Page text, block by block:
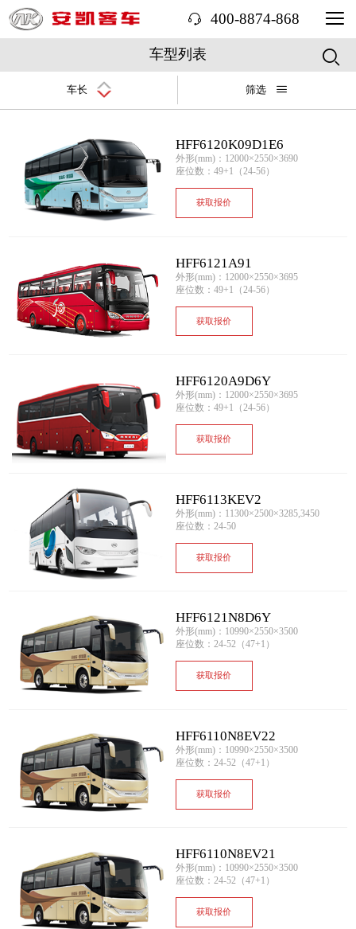
400-8874-868
车型列表
车长 筛选
HFF6120K09D1E6
外形(mm)：12000×2550×3690
座位数：49+1（24-56）
获取报价
HFF6121A91
外形(mm)：12000×2550×3695
座位数：49+1（24-56）
获取报价
HFF6120A9D6Y
外形(mm)：12000×2550×3695
座位数：49+1（24-56）
获取报价
HFF6113KEV2
外形(mm)：11300×2500×3285,3450
座位数：24-50
获取报价
HFF6121N8D6Y
外形(mm)：10990×2550×3500
座位数：24-52（47+1）
获取报价
HFF6110N8EV22
外形(mm)：10990×2550×3500
座位数：24-52（47+1）
获取报价
HFF6110N8EV21
外形(mm)：10990×2550×3500
座位数：24-52（47+1）
获取报价